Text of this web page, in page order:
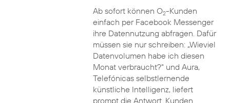
Ab sofort können O2-Kunden
einfach per Facebook Messenger
ihre Datennutzung abfragen. Dafür
müssen sie nur schreiben: „Wieviel
Datenvolumen habe ich diesen
Monat verbraucht?“ und Aura,
Telefónicas selbstlernende
künstliche Intelligenz, liefert
prompt die Antwort. Kunden